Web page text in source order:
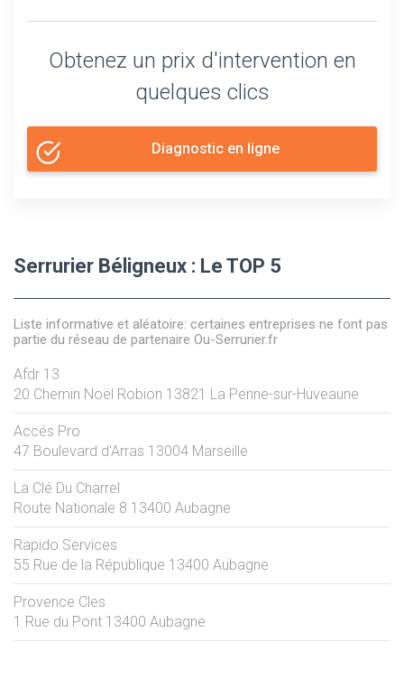
Obtenez un prix d'intervention en
quelques clics
Diagnostic en ligne
Serrurier Béligneux : Le TOP 5
Liste informative et aléatoire: certaines entreprises ne font pas
partie du réseau de partenaire Ou-Serrurier.fr
Afdr 13
20 Chemin Noël Robion 13821 La Penne-sur-Huveaune
Accés Pro
47 Boulevard d'Arras 13004 Marseille
La Clé Du Charrel
Route Nationale 8 13400 Aubagne
Rapido Services
55 Rue de la République 13400 Aubagne
Provence Cles
1 Rue du Pont 13400 Aubagne